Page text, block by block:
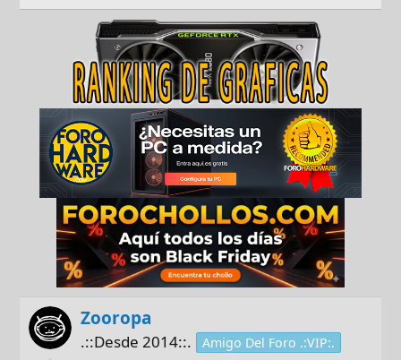
Zooropa
.::Desde 2014::. Amigo Del Foro .:VIP:.